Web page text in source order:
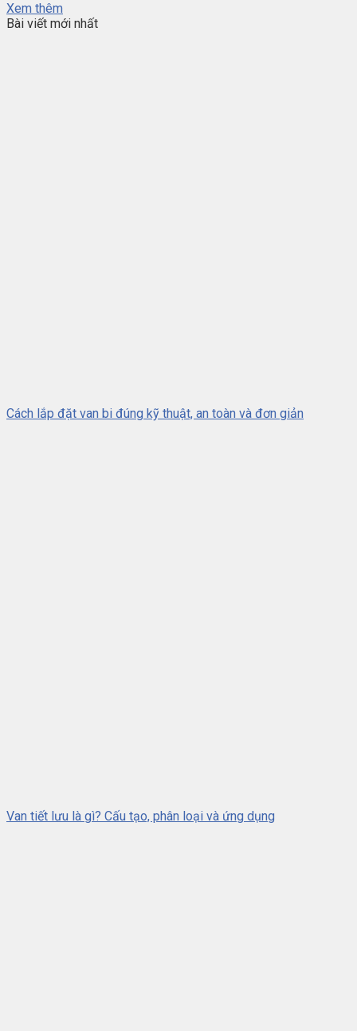
Xem thêm
Bài viết mới nhất
Cách lắp đặt van bi đúng kỹ thuật, an toàn và đơn giản
Van tiết lưu là gì? Cấu tạo, phân loại và ứng dụng